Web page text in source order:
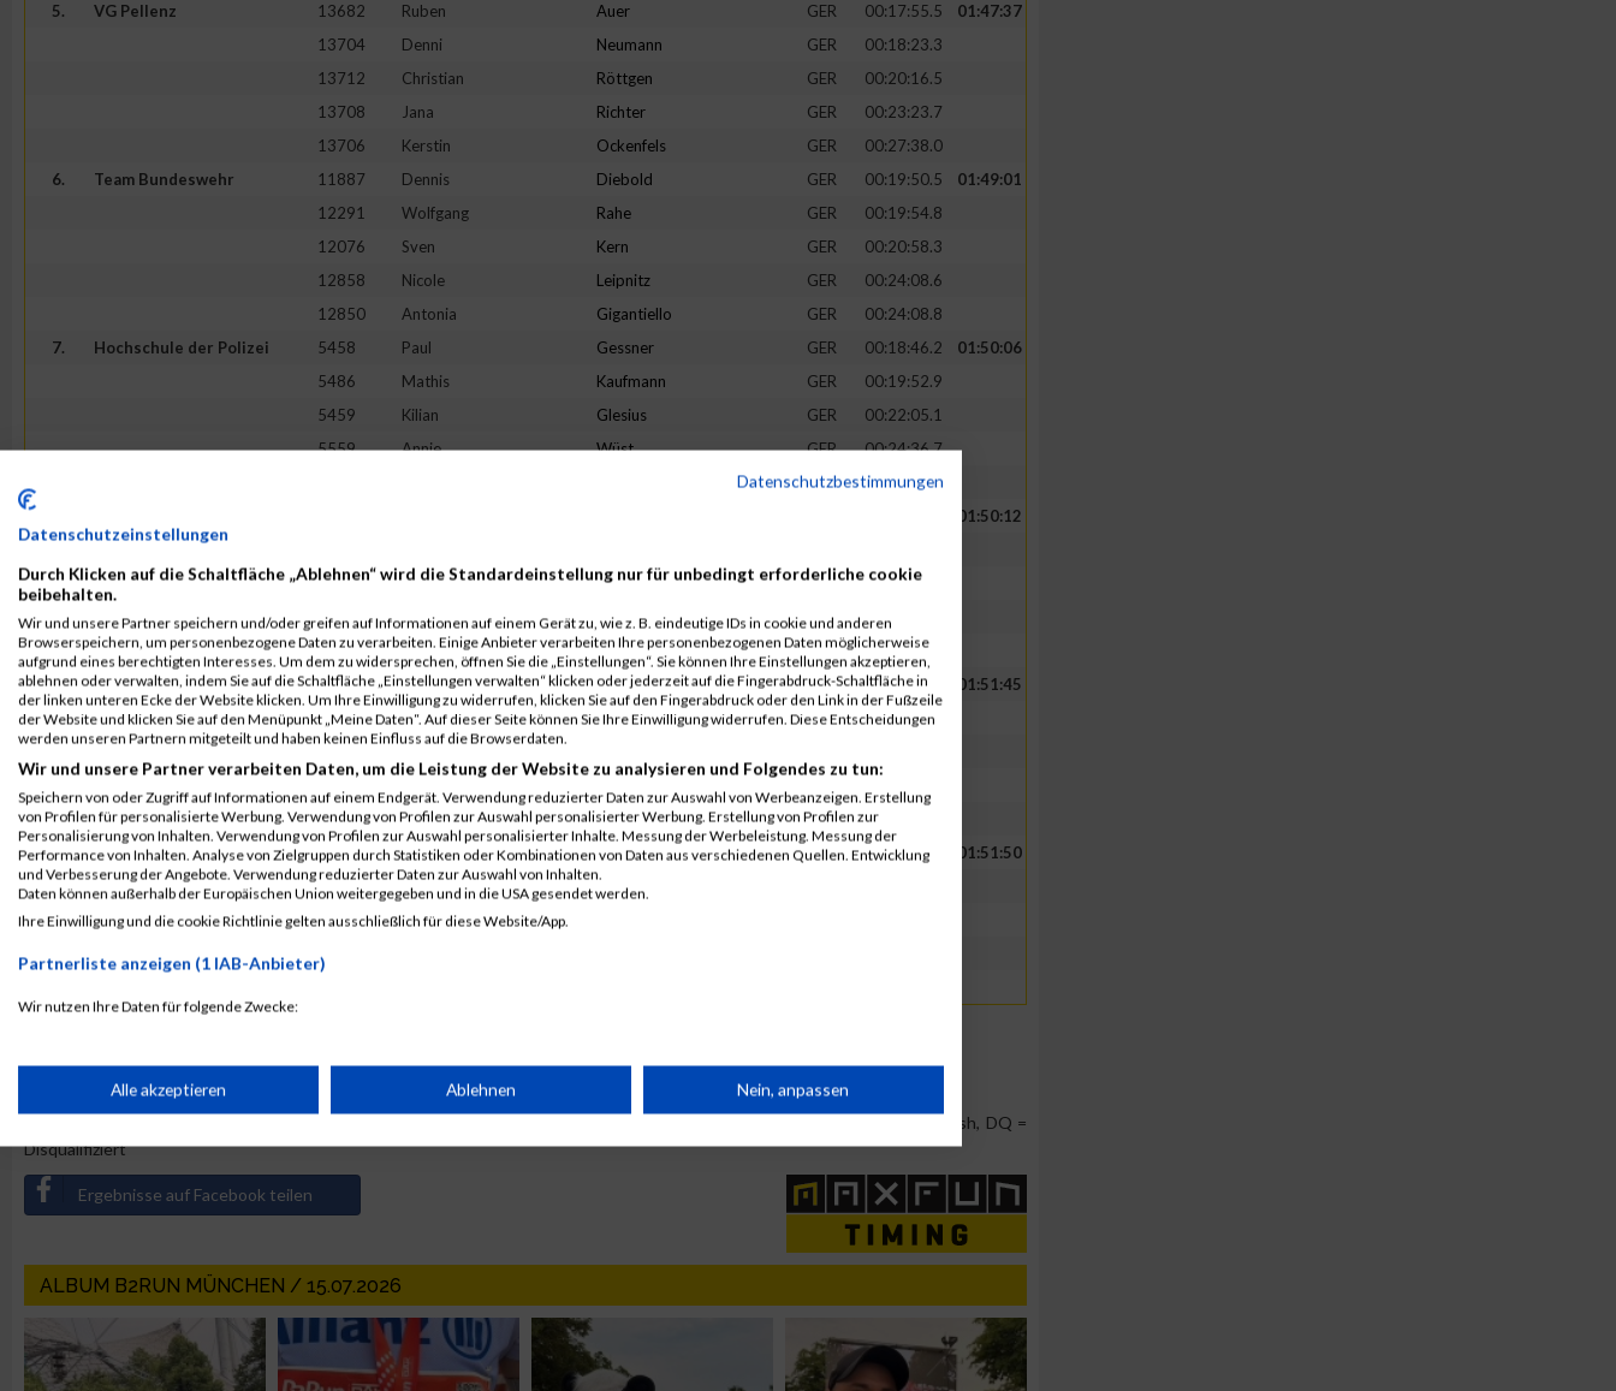
5.
VG Pellenz 13682 Ruben Auer GER 00:17:55.5
01:47:37
13704
Denni Neumann GER
00:18:23.3
13712
Christian Röttgen GER
00:20:16.5
13708
Jana Richter GER
00:23:23.7
13706
Kerstin Ockenfels GER
00:27:38.0
6.
Team Bundeswehr 11887 Dennis Diebold GER 00:19:50.5
01:49:01
12291
Wolfgang Rahe GER
00:19:54.8
12076
Sven Kern GER
00:20:58.3
12858
Nicole Leipnitz GER
00:24:08.6
12850
Antonia Gigantiello GER
00:24:08.8
7.
Hochschule der Polizei 5458 Paul Gessner GER 00:18:46.2
01:50:06
5486
Mathis Kaufmann GER
00:19:52.9
5459
Kilian Glesius GER
00:22:05.1
5559
Annie Wüst GER
00:24:36.7
GER
00:24:45.4
01:50:12
8501
Dominic Stendebach GER
00:21:09.5
8447
Sophia Baumeister GER
00:23:42.8
8487
Sonja Porsch GER
00:25:34.0
9.
Team Bundeswehr 12114 Dennis Krämer GER 00:20:59.5
01:51:45
13077
Lukas Litz GER
00:21:09.3
12847
Annette Dallmann GER
00:24:09.3
10.
ZF Group 14460 Enrico Benzio GER 00:18:58.3
01:51:50
14519
Niklas Geiss
14521
Michael
14568
GPos = Geschlechter Position, KPos = Kategorie Position, TPos = Team Position, DNS = Did not start, DNF = Did not finish, DQ =
Disqualifiziert
Ergebnisse auf Facebook teilen
ALBUM B2RUN MÜNCHEN / 15.07.2026
Datenschutzbestimmungen
Datenschutzeinstellungen
Durch Klicken auf die Schaltfläche „Ablehnen“ wird die Standardeinstellung nur für unbedingt erforderliche cookie
beibehalten.
Wir und unsere Partner speichern und/oder greifen auf Informationen auf einem Gerät zu, wie z. B. eindeutige IDs in cookie und anderen
Browserspeichern, um personenbezogene Daten zu verarbeiten. Einige Anbieter verarbeiten Ihre personenbezogenen Daten möglicherweise
aufgrund eines berechtigten Interesses. Um dem zu widersprechen, öffnen Sie die „Einstellungen“. Sie können Ihre Einstellungen akzeptieren,
ablehnen oder verwalten, indem Sie auf die Schaltfläche „Einstellungen verwalten“ klicken oder jederzeit auf die Fingerabdruck-Schaltfläche in
der linken unteren Ecke der Website klicken. Um Ihre Einwilligung zu widerrufen, klicken Sie auf den Fingerabdruck oder den Link in der Fußzeile
der Website und klicken Sie auf den Menüpunkt „Meine Daten“. Auf dieser Seite können Sie Ihre Einwilligung widerrufen. Diese Entscheidungen
werden unseren Partnern mitgeteilt und haben keinen Einfluss auf die Browserdaten.
Wir und unsere Partner verarbeiten Daten, um die Leistung der Website zu analysieren und Folgendes zu tun:
Speichern von oder Zugriff auf Informationen auf einem Endgerät. Verwendung reduzierter Daten zur Auswahl von Werbeanzeigen. Erstellung
von Profilen für personalisierte Werbung. Verwendung von Profilen zur Auswahl personalisierter Werbung. Erstellung von Profilen zur
Personalisierung von Inhalten. Verwendung von Profilen zur Auswahl personalisierter Inhalte. Messung der Werbeleistung. Messung der
Performance von Inhalten. Analyse von Zielgruppen durch Statistiken oder Kombinationen von Daten aus verschiedenen Quellen. Entwicklung
und Verbesserung der Angebote. Verwendung reduzierter Daten zur Auswahl von Inhalten.
Daten können außerhalb der Europäischen Union weitergegeben und in die USA gesendet werden.
Ihre Einwilligung und die cookie Richtlinie gelten ausschließlich für diese Website/App.
Partnerliste anzeigen (1 IAB-Anbieter)
Wir nutzen Ihre Daten für folgende Zwecke:
Speichern von oder Zugriff auf Informationen auf einem Endgerät
Verwendung reduzierter Daten zur Auswahl von Werbeanzeigen
Verwendung von Profilen zur Auswahl personalisierter Werbung
Erstellung von Profilen zur Personalisierung von Inhalten
Alle akzeptieren Ablehnen Nein, anpassen